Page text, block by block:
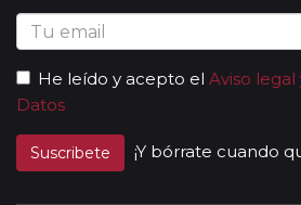
guía-acompañante en función
acompañantes siempre estarán
deben dedicación a la totalidad
persona en particular. En los
existen servicios incluidos en el
guías pueden encontrarse
He leído y acepto el Aviso
Datos
Suscribete ¡Y bórrate cuando